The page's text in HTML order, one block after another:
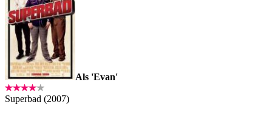
Als 'Evan'
Superbad (2007)